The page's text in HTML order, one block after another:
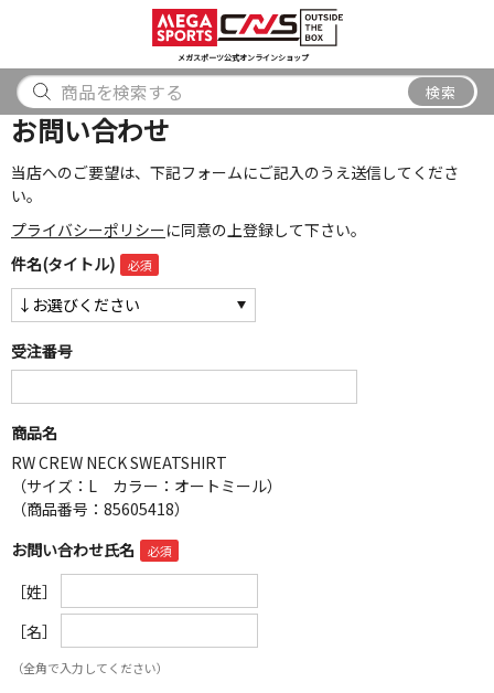
メガスポーツ公式オンラインショップ
検索
アウトドア
から探す
ブランド
から探す
検索
お問い合わせ
当店へのご要望は、下記フォームにご記入のうえ送信してくださ
い。
プライバシーポリシーに同意の上登録して下さい。
件名(タイトル)
受注番号
商品名
RW CREW NECK SWEATSHIRT
（サイズ：L カラー：オートミール）
（商品番号：85605418）
お問い合わせ氏名
［姓］
［名］
（全角で入力してください）